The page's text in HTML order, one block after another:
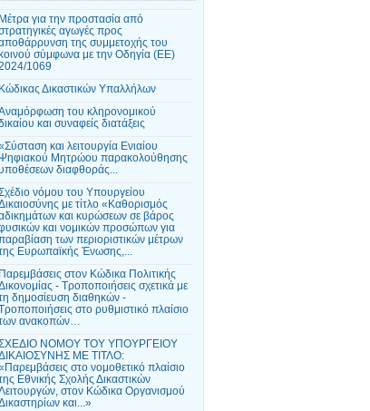
Μέτρα για την προστασία από
αγωγές προς
της συμμετοχής του
σύμφωνα με την Οδηγία (ΕΕ)
1069
Κώδικας Δικαστικών Υπαλλήλων
του κληρονομικού
και συναφείς διατάξεις
και λειτουργία Ενιαίου
Μητρώου παρακολούθησης
διαφθοράς...
νόμου του Υπουργείου
με τίτλο «Καθορισμός
και κυρώσεων σε βάρος
και νομικών προσώπων για
των περιοριστικών μέτρων
Ευρωπαϊκής Ένωσης,...
Παρεμβάσεις στον Κώδικα Πολιτικής
- Τροποποιήσεις σχετικά με
δημοσίευση διαθηκών -
στο ρυθμιστικό πλαίσιο
ανακοπών…
ΝΟΜΟΥ ΤΟΥ ΥΠΟΥΡΓΕΙΟΥ
ΜΕ ΤΙΤΛΟ:
στο νομοθετικό πλαίσιο
Εθνικής Σχολής Δικαστικών
στον Κώδικα Οργανισμού
και...»